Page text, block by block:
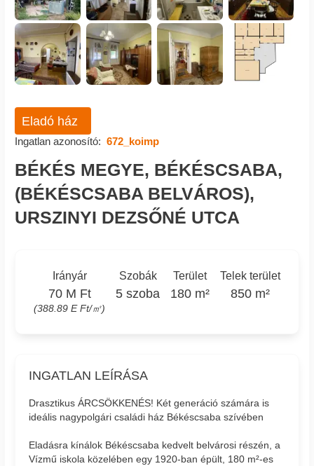
Eladó ház
Ingatlan azonosító: 672_koimp
BÉKÉS MEGYE, BÉKÉSCSABA,
(BÉKÉSCSABA BELVÁROS),
URSZINYI DEZSŐNÉ UTCA
Irányár
70 M Ft
(388.89 E Ft/㎡)
Szobák
5 szoba
Terület
180 m²
Telek terület
850 m²
INGATLAN LEÍRÁSA
Drasztikus ÁRCSÖKKENÉS! Két generáció számára is
ideális nagypolgári családi ház Békéscsaba szívében
Eladásra kínálok Békéscsaba kedvelt belvárosi részén, a
Vízmű iskola közelében egy 1920-ban épült, 180 m²-es